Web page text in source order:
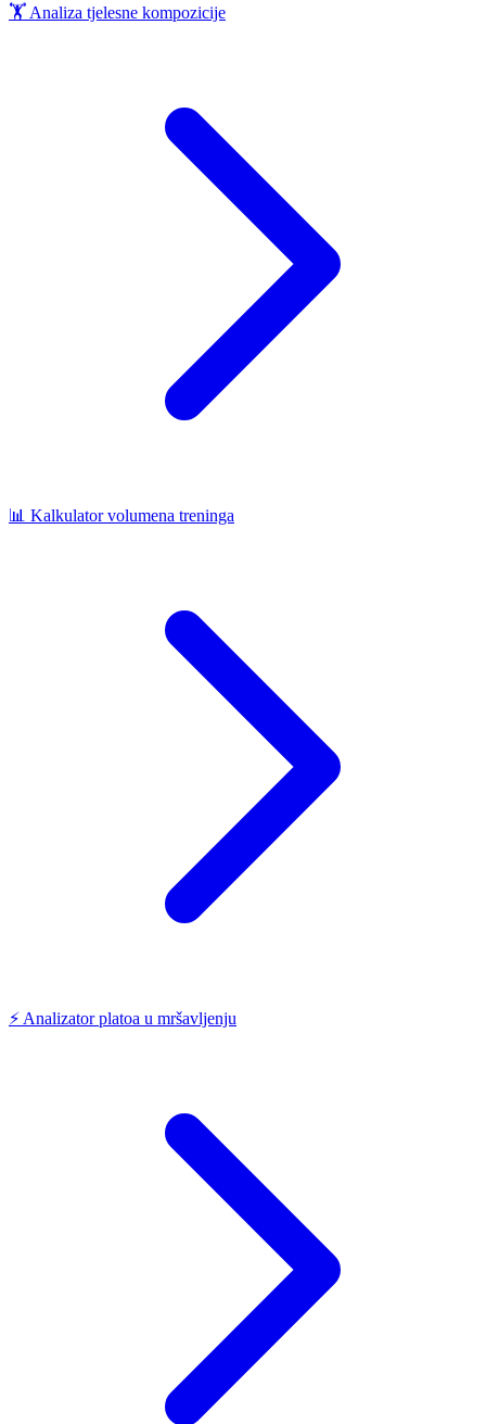
🏋️ Analiza tjelesne kompozicije
📊 Kalkulator volumena treninga
⚡ Analizator platoa u mršavljenju